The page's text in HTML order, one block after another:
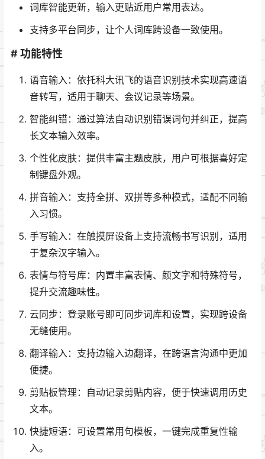
词库智能更新，输入更贴近用户常用表达。
支持多平台同步，让个人词库跨设备一致使用。
# 功能特性
语音输入：依托科大讯飞的语音识别技术实现高速语
音转写，适用于聊天、会议记录等场景。
智能纠错：通过算法自动识别错误词句并纠正，提高
长文本输入效率。
个性化皮肤：提供丰富主题皮肤，用户可根据喜好定
制键盘外观。
拼音输入：支持全拼、双拼等多种模式，适配不同输
入习惯。
手写输入：在触摸屏设备上支持流畅书写识别，适用
于复杂汉字输入。
表情与符号库：内置丰富表情、颜文字和特殊符号，
提升交流趣味性。
云同步：登录账号即可同步词库和设置，实现跨设备
无缝使用。
翻译输入：支持边输入边翻译，在跨语言沟通中更加
便捷。
剪贴板管理：自动记录剪贴内容，便于快速调用历史
文本。
快捷短语：可设置常用句模板，一键完成重复性输
入。